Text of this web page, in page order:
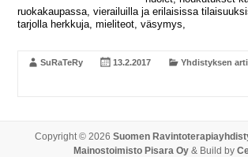
ruokakaupassa, vierailuilla ja erilaisissa
tarjolla herkkuja, mieliteot, väsymys,
SuRaTeRy 13.2.2017 Yhdistyksen
Copyright © 2026 Suomen
Mainostoimisto Pisara Oy& Build by